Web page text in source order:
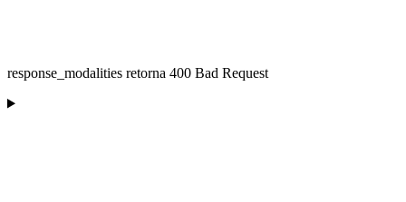
response_modalities retorna 400 Bad Request